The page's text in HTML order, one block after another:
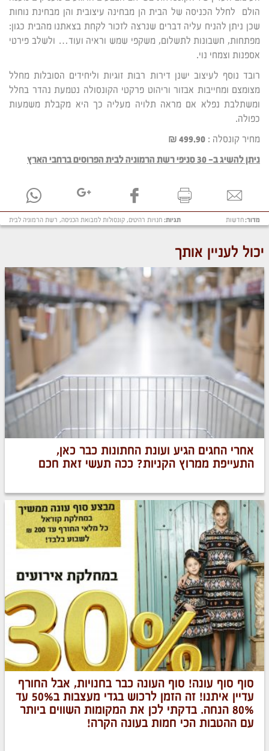
הולם לחלל הכניסה של הבית הן מבחינה עיצובית והן מבחינת נוחות
שכן ניתן להניח עליה דברים שנרצה לזכור לקחת בצאתנו מהבית כגון:
מפתחות, חשבונות לתשלום, משקפי שמש וראיה ועוד… ולשלב פירטי
אספנות וצמחי נוי.
רובד נוסף לעיצוב ישנן דירות רבות זוגיות וליחידים הסובלות מחלל
מצומצם ומחייבות אבזור וריהוט פרקטי הקונסולה נטמעת נהדר בחלל
ומשתלבת נפלא אם מראה תלויה מעליה כך היא מקבלת משמעות
כפולה.
מחיר קונסלה : 499.90 ₪
ניתן להשיג ב- 30 סניפי רשת הרמוניה לבית הפרוסים ברחבי הארץ
תגיות: חנויות רהיטים, קונסולות למבואת הכניסה, רשת הרמוניה לבית מדור:חדשות
יכול לעניין אותך
אחרי החגים הגיע ועונת החתונות כבר כאן,
התעייפת ממרוץ הקניות? ככה תעשי זאת חכם
סוף סוף עונה! סוף העונה כבר בחנויות, אבל החורף
עדיין איתנו! זה הזמן לרכוש בגדי מעצבות ב50% עד
80% הנחה. בדקתי לכן את המקומות השווים ביותר
עם ההטבות הכי חמות בעונה הקרה!